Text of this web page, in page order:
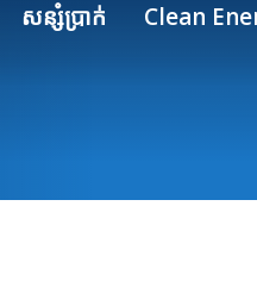
សន្សំប្រាក់ Clean